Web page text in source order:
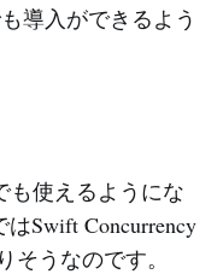
導入ができるよう
も使えるようにな
Swift Concurrency
そうなのです。